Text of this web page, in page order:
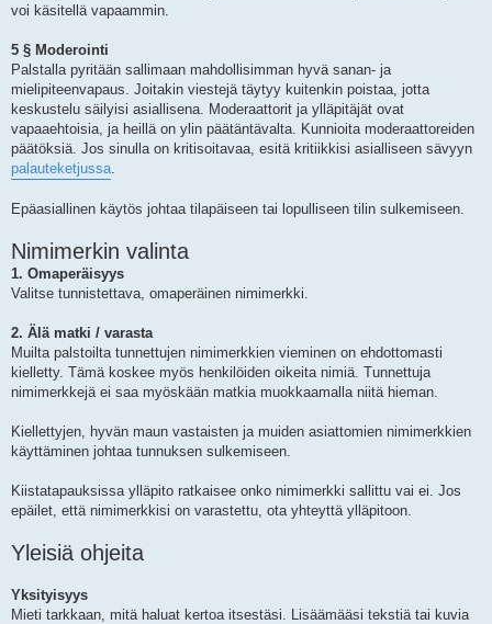
voi käsitellä vapaammin.
5 § Moderointi
Palstalla pyritään sallimaan mahdollisimman hyvä sanan- ja
mielipiteenvapaus. Joitakin viestejä täytyy kuitenkin poistaa, jotta
keskustelu säilyisi asiallisena. Moderaattorit ja ylläpitäjät ovat
vapaaehtoisia, ja heillä on ylin päätäntävalta. Kunnioita moderaattoreiden
päätöksiä. Jos sinulla on kritisoitavaa, esitä kritiikkisi asialliseen sävyyn
palauteketjussa
Epäasiallinen käytös johtaa tilapäiseen tai lopulliseen tilin sulkemiseen.
Nimimerkin valinta
1. Omaperäisyys
Valitse tunnistettava, omaperäinen nimimerkki.
2. Älä matki / varasta
Muilta palstoilta tunnettujen nimimerkkien vieminen on ehdottomasti
kielletty. Tämä koskee myös henkilöiden oikeita nimiä. Tunnettuja
nimimerkkejä ei saa myöskään matkia muokkaamalla niitä hieman.
Kiellettyjen, hyvän maun vastaisten ja muiden asiattomien nimimerkkien
käyttäminen johtaa tunnuksen sulkemiseen.
Kiistatapauksissa ylläpito ratkaisee onko nimimerkki sallittu vai ei. Jos
epäilet, että nimimerkkisi on varastettu, ota yhteyttä ylläpitoon.
Yleisiä ohjeita
Yksityisyys
Mieti tarkkaan, mitä haluat kertoa itsestäsi. Lisäämääsi tekstiä tai kuvia